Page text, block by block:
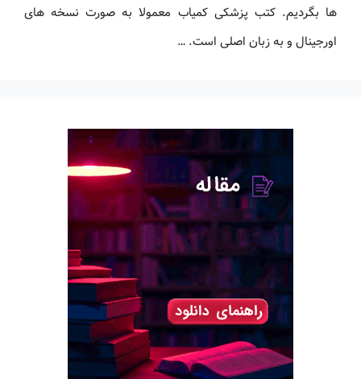
ها بگردیم. کتب پزشکی کمیاب معمولا به صورت نسخه های
اورجینال و به زبان اصلی است. …